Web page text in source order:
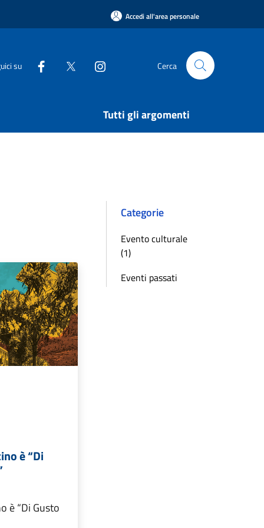
Accedi all'area personale
su Cerca
Tutti gli argomenti
è “Di
è “Di Gusto
Categorie
Evento culturale
(1)
Eventi passati